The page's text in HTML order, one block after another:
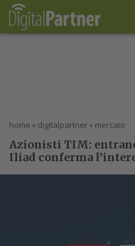
home » digitalpartner» mercato
Azionisti TIM: entrano
Iliad conferma